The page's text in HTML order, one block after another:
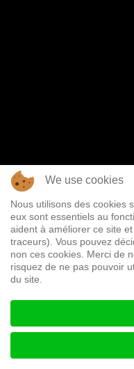
We use cookies
Nous utilisons des cookies
eux sont essentiels au
aident à améliorer ce site
traceurs). Vous pouvez
non ces cookies. Merci de
risquez de ne pas pouvoir
du site.